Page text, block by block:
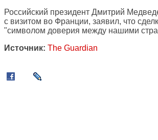
Российский президент Дмитрий
с визитом во Франции, заявил, что
"символом доверия между нашими
Источник: The Guardian